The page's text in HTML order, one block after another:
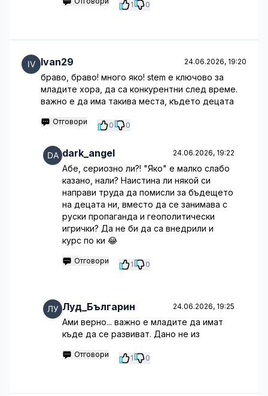
1 0
Ivan29 24.06.2026, 19:20
браво, браво! много яко! stem е ключово за
младите хора, да са конкурентни след време.
важно е да има такива места, където децата
Отговори 0 0
dark_angel 24.06.2026, 19:22
Абе, сериозно ли?! "Яко" е малко слабо
казано, нали? Наистина ли някой си
направи труда да помисли за бъдещето
на децата ни, вместо да се занимава с
руски пропаганда и геополитически
игрички? Да не би да са внедрили и
курс по ки 😂
Отговори 1 0
Луд_Българин 24.06.2026, 19:25
Ами верно... важно е младите да имат
къде да се развиват. Дано не из
Отговори 1 0